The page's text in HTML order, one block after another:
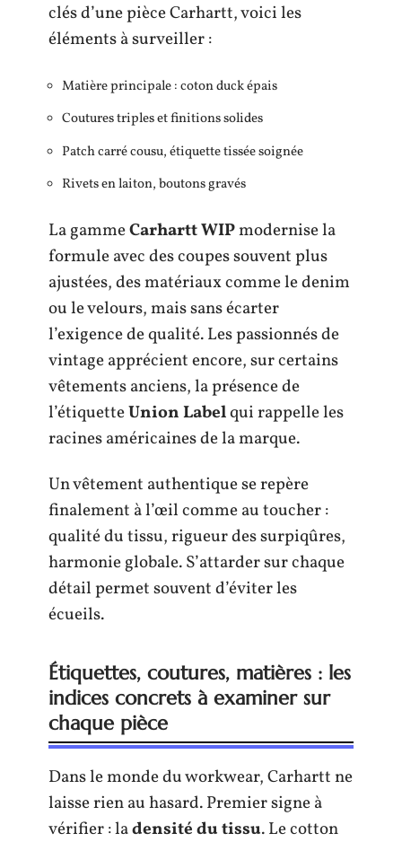
clés d’une pièce Carhartt, voici les
éléments à surveiller :
Matière principale : coton duck épais
Coutures triples et finitions solides
Patch carré cousu, étiquette tissée soignée
Rivets en laiton, boutons gravés
La gammeCarhartt WIPmodernise la
formule avec des coupes souvent plus
ajustées, des matériaux comme le denim
ou le velours, mais sans écarter
l’exigence de qualité. Les passionnés de
vintage apprécient encore, sur certains
vêtements anciens, la présence de
l’étiquetteUnion Labelqui rappelle les
racines américaines de la marque.
Un vêtement authentique se repère
finalement à l’œil comme au toucher :
qualité du tissu, rigueur des surpiqûres,
harmonie globale. S’attarder sur chaque
détail permet souvent d’éviter les
écueils.
Étiquettes, coutures, matières : les
indices concrets à examiner sur
chaque pièce
Dans le monde du workwear, Carhartt ne
laisse rien au hasard. Premier signe à
vérifier : ladensité du tissu. Le cotton